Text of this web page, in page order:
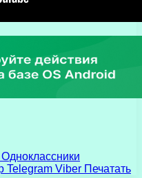
Одноклассники
Telegram Viber Печатать